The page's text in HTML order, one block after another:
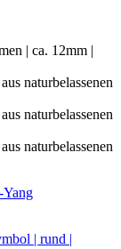
| rund |